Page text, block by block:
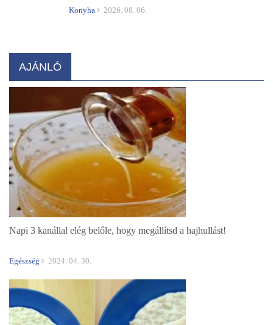
Konyha 2026. 08. 06.
AJÁNLÓ
Napi 3 kanállal elég belőle, hogy megállítsd a hajhullást!
Egészség 2024. 04. 30.